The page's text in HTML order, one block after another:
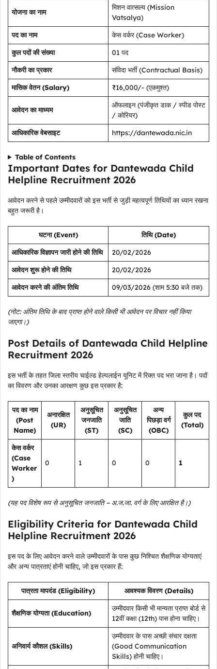
योजना का नाम
मिशन वात्सल्य (Mission
Vatsalya)
पद का नाम
केस वर्कर (Case Worker)
कुल पदों की संख्या
01 पद
नौकरी का प्रकार
संविदा भर्ती (Contractual Basis)
मासिक वेतन (Salary)
₹16,000/- (एकमुश्त)
आवेदन का माध्यम
ऑफलाइन (पंजीकृत डाक / स्पीड पोस्ट
/ कोरियर)
आधिकारिक वेबसाइट
https://dantewada.nic.in
Table of Contents
Important Dates for Dantewada Child
Helpline Recruitment 2026
आवेदन करने से पहले उम्मीदवारों को इस भर्ती से जुड़ी महत्वपूर्ण तिथियों का ध्यान रखना
बहुत जरूरी है।
घटना (Event)
तिथि (Date)
आधिकारिक विज्ञापन जारी होने की तिथि
20/02/2026
आवेदन शुरू होने की तिथि
20/02/2026
आवेदन करने की अंतिम तिथि
09/03/2026 (शाम 5:30 बजे तक)
(नोट: अंतिम तिथि के बाद प्राप्त होने वाले किसी भी आवेदन पर विचार नहीं किया
जाएगा।)
Post Details of Dantewada Child Helpline
Recruitment 2026
इस भर्ती के तहत जिला स्तरीय चाईल्ड हेल्पलाईन यूनिट में रिक्त पद भरा जाना है। पदों
का विवरण और उनका आरक्षण कुछ इस प्रकार है:
पद का नाम
(Post
Name)
अनारक्षित
(UR)
अनुसूचित
जनजाति
(ST)
अनुसूचित
जाति
(SC)
अन्य
पिछड़ा वर्ग
(OBC)
कुल पद
(Total)
केस वर्कर
(Case
Worker
)
0 1 0 0 1
(यह पद विशेष रूप से अनुसूचित जनजाति – अ.ज.जा. वर्ग के लिए आरक्षित है।)
Eligibility Criteria for Dantewada Child
Helpline Recruitment 2026
इस पद के लिए आवेदन करने वाले उम्मीदवारों के पास कुछ निश्चित शैक्षणिक योग्यताएं
और अन्य पात्रताएं होनी चाहिए, जो इस प्रकार हैं:
पात्रता मापदंड (Eligibility) आवश्यक विवरण (Details)
शैक्षणिक योग्यता (Education)
उम्मीदवार किसी भी मान्यता प्राप्त बोर्ड से
12वीं कक्षा (12th) पास होना चाहिए।
अनिवार्य कौशल (Skills)
उम्मीदवार के पास अच्छी संचार दक्षता
(Good Communication
Skills) होनी चाहिए।